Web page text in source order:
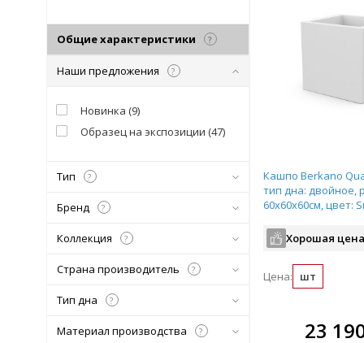
Кашпо Berkano
тип дна: двойное,
60x60x60см, цвет:
Хорошая
Цена: шт
В комплекте
23В
Общие характеристики ?
Наши предложения ?
Новинка (9)
Образец на экспозиции (47)
Тип ?
Бренд ?
Коллекция ?
Страна производитель ?
Тип дна ?
Материал производства ?